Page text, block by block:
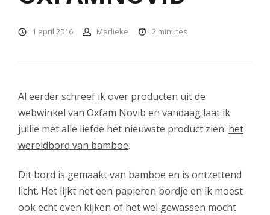
1 april 2016 Marlieke 2 minutes
Al eerderschreef ik over producten uit de
webwinkel van Oxfam Novib en vandaag laat ik
jullie met alle liefde het nieuwste product zien: het
wereldbord van bamboe.
Dit bord is gemaakt van bamboe en is ontzettend
licht. Het lijkt net een papieren bordje en ik moest
ook echt even kijken of het wel gewassen mocht